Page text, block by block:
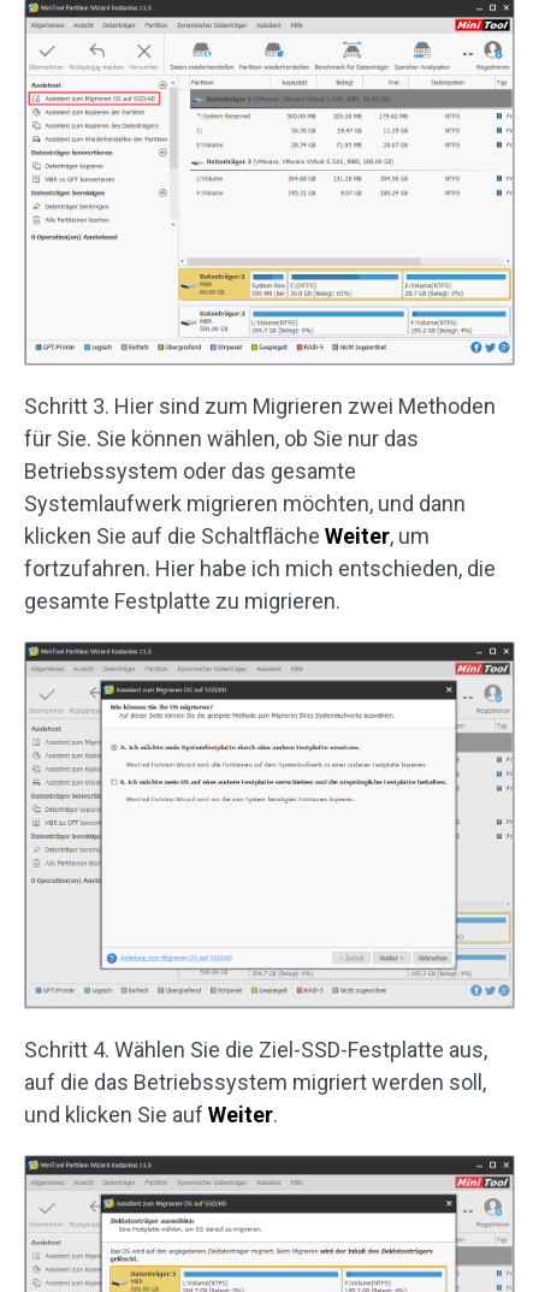
Schritt 3. Hier sind zum Migrieren zwei Methoden
für Sie. Sie können wählen, ob Sie nur das
Betriebssystem oder das gesamte
Systemlaufwerk migrieren möchten, und dann
klicken Sie auf die Schaltfläche Weiter, um
fortzufahren. Hier habe ich mich entschieden, die
gesamte Festplatte zu migrieren.
Schritt 4. Wählen Sie die Ziel-SSD-Festplatte aus,
auf die das Betriebssystem migriert werden soll,
und klicken Sie auf Weiter.